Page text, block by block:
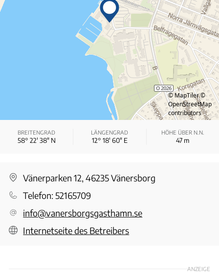
© MapTiler©
OpenStreetMap
contributors
BREITENGRAD
58° 22′ 38″ N
LÄNGENGRAD
12° 18′ 60″ E
HÖHE ÜBER N.N.
47 m
Vänerparken 12, 46235 Vänersborg
Telefon: 52165709
info@vanersborgsgasthamn.se
Internetseite des Betreibers
ANZEIGE